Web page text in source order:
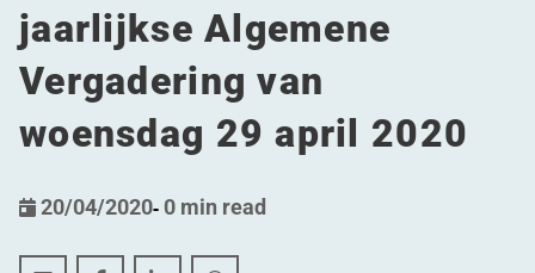
jaarlijkse Algemene
Vergadering van
woensdag 29 april 2020
20/04/2020- 0 min read